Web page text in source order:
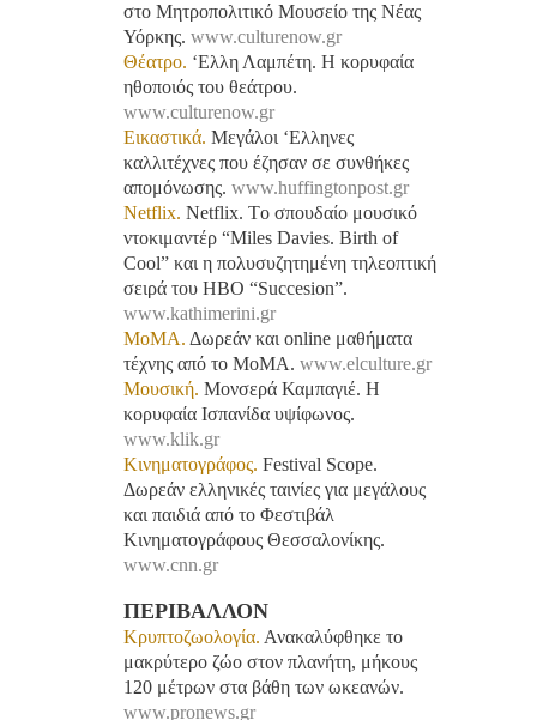
στο Μητροπολιτικό Μουσείο της Νέας
Υόρκης. www.culturenow.gr
Θέατρο. ‘Ελλη Λαμπέτη. Η κορυφαία
ηθοποιός του θεάτρου.
www.culturenow.gr
Εικαστικά. Μεγάλοι ‘Ελληνες
καλλιτέχνες που έζησαν σε συνθήκες
απομόνωσης. www.huffingtonpost.gr
Netflix. Netflix. Tο σπουδαίο μουσικό
ντοκιμαντέρ “Miles Davies. Birth of
Cool” και η πολυσυζητημένη τηλεοπτική
σειρά του HBO “Succesion”.
www.kathimerini.gr
ΜοΜΑ. Δωρεάν και online μαθήματα
τέχνης από το ΜοΜΑ. www.elculture.gr
Μουσική. Μονσερά Καμπαγιέ. Η
κορυφαία Ισπανίδα υψίφωνος.
www.klik.gr
Κινηματογράφος. Festival Scope.
Δωρεάν ελληνικές ταινίες για μεγάλους
και παιδιά από το Φεστιβάλ
Κινηματογράφους Θεσσαλονίκης.
www.cnn.gr
ΠΕΡΙΒΑΛΛΟΝ
Κρυπτοζωολογία. Ανακαλύφθηκε το
μακρύτερο ζώο στον πλανήτη, μήκους
120 μέτρων στα βάθη των ωκεανών.
www.pronews.gr